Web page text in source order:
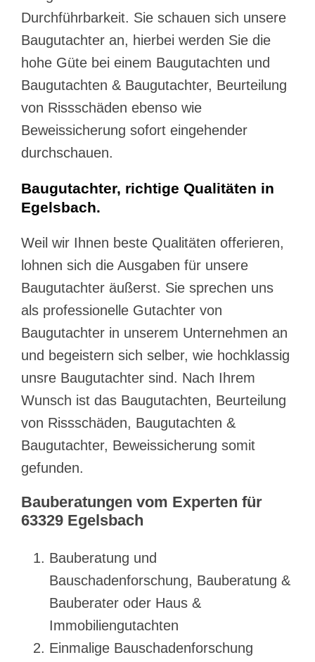
Durchführbarkeit. Sie schauen sich unsere
Baugutachter an, hierbei werden Sie die
hohe Güte bei einem Baugutachten und
Baugutachten & Baugutachter, Beurteilung
von Rissschäden ebenso wie
Beweissicherung sofort eingehender
durchschauen.
Baugutachter, richtige Qualitäten in
Egelsbach.
Weil wir Ihnen beste Qualitäten offerieren,
lohnen sich die Ausgaben für unsere
Baugutachter äußerst. Sie sprechen uns
als professionelle Gutachter von
Baugutachter in unserem Unternehmen an
und begeistern sich selber, wie hochklassig
unsre Baugutachter sind. Nach Ihrem
Wunsch ist das Baugutachten, Beurteilung
von Rissschäden, Baugutachten &
Baugutachter, Beweissicherung somit
gefunden.
Bauberatungen vom Experten für
63329 Egelsbach
Bauberatung und
Bauschadenforschung, Bauberatung &
Bauberater oder Haus &
Immobiliengutachten
Einmalige Bauschadenforschung